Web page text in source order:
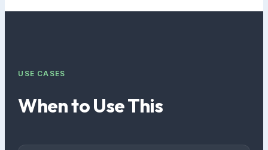
USE CASES
When to Use This